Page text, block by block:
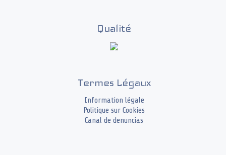
Qualité
Termes Légaux
Information légale
Politique sur Cookies
Canal de denuncias